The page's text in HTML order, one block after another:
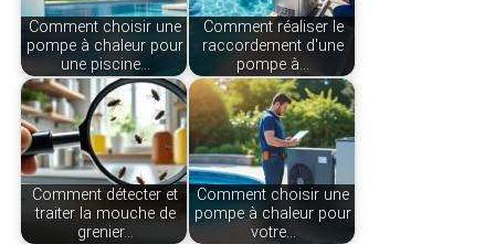
Comment choisir une
pompe à chaleur pour
une piscine…
Comment réaliser le
raccordement d'une
pompe à…
Comment détecter et
traiter la mouche de
grenier…
Comment choisir une
pompe à chaleur pour
votre…